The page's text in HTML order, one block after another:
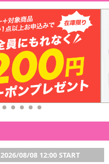
2026/08/08 12:00 START